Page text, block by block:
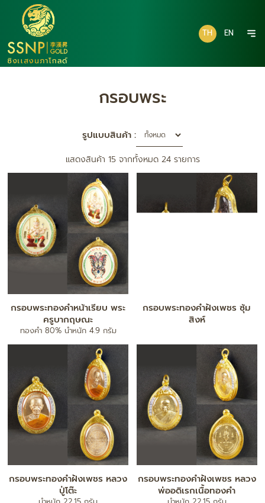
TH EN
กรอบพระ
แสดงสินค้า 15 จากทั้งหมด 24 รายการ
รูปแบบสินค้า :
กรอบพระทองคำหน้าเรียบ พระ
ครูบากฤษณะ
ทองคำ 80% น้ำหนัก 4.9 กรัม
กรอบพระทองคำฝังเพชร ซุ้ม
สิงห์
กรอบพระทองคำฝังเพชร หลวง
ปู่โต๊ะ
กรอบพระทองคำฝังเพชร หลวง
พ่ออดิเรกเนื้อทองคำ